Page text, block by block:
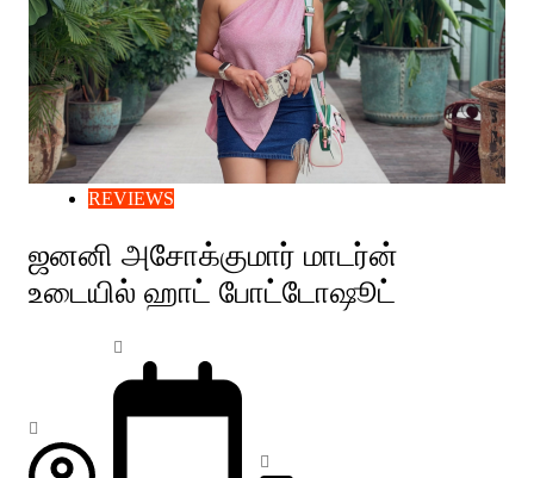
REVIEWS
ஜனனி அசோக்குமார் மாடர்ன்
உடையில் ஹாட் போட்டோஷூட்